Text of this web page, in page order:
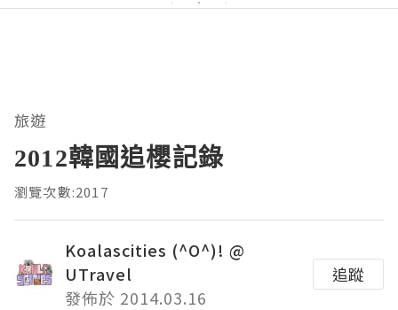
旅遊
2012韓國追櫻記錄
瀏覽次數:2017
Koalascities (^O^)! @
UTravel
發佈於 2014.03.16
追蹤